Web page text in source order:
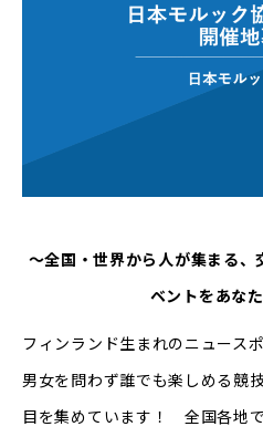
～全国・世界から人が集まる
ベントをあな
フィンランド生まれのニュース
男女を問わず誰でも楽しめる競
目を集めています！ 全国各地